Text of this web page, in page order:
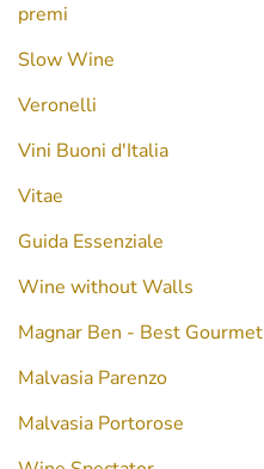
premi
Slow Wine
Veronelli
Vini Buoni d'Italia
Vitae
Guida Essenziale
Wine without Walls
Magnar Ben - Best Gourmet
Malvasia Parenzo
Malvasia Portorose